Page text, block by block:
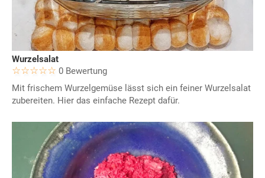
Wurzelsalat
0 Bewertung
Mit frischem Wurzelgemüse lässt sich ein feiner Wurzelsalat
zubereiten. Hier das einfache Rezept dafür.